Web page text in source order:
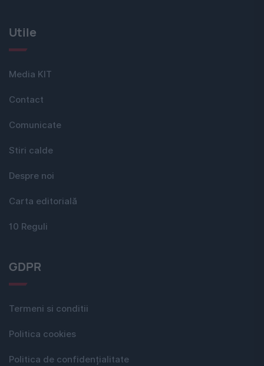
Utile
Media KIT
Contact
Comunicate
Stiri calde
Despre noi
Carta editorială
10 Reguli
GDPR
Termeni si conditii
Politica cookies
Politica de confidențialitate